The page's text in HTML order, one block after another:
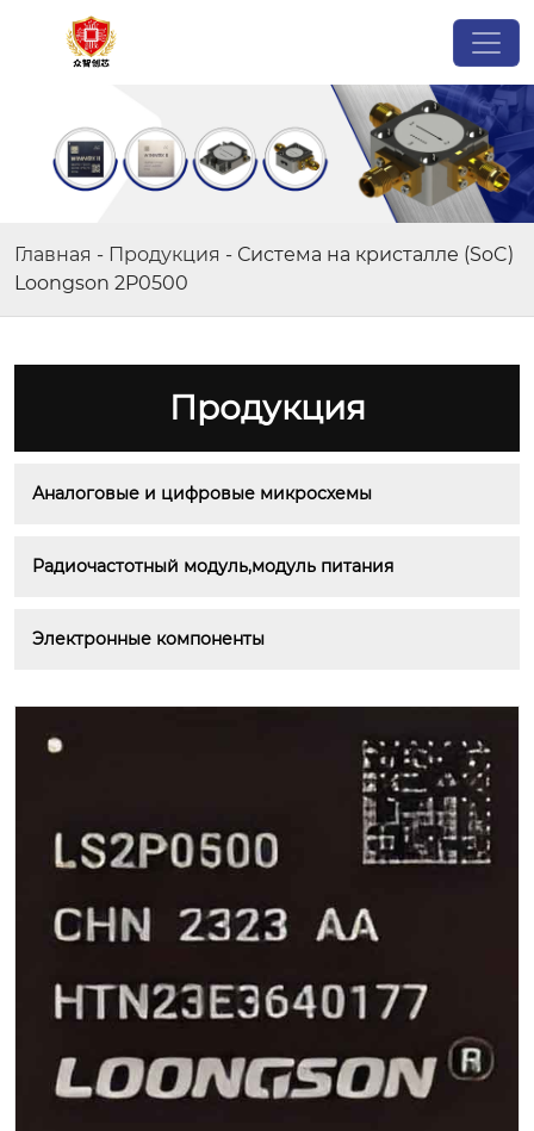
Главная - Продукция - Система на кристалле (SoC)
Loongson 2P0500
Продукция
Аналоговые и цифровые микросхемы
Радиочастотный модуль,модуль питания
Электронные компоненты